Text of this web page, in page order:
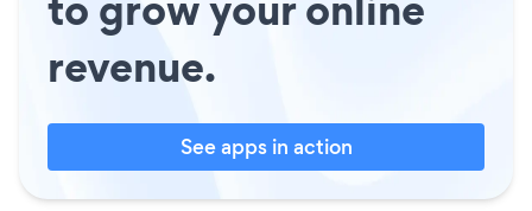
revenue.
See apps in action